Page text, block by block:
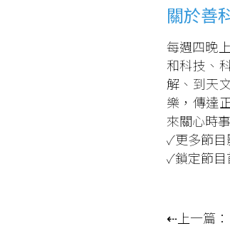
關於善
每週四晚
和科技、
解、到天
樂，傳達
來關心時
✓更多節目
✓鎖定節目
⇠上一篇：